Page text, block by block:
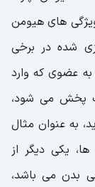
های هیومن
شده در برخی
عضوی که وارد
پخش می شود،
به عنوان مثال
یکی دیگر از
بدن می باشد،